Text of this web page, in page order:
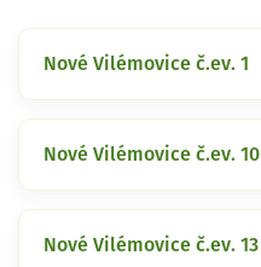
Nové Vilémovice č.ev. 1
Nové Vilémovice č.ev. 10
Nové Vilémovice č.ev. 13